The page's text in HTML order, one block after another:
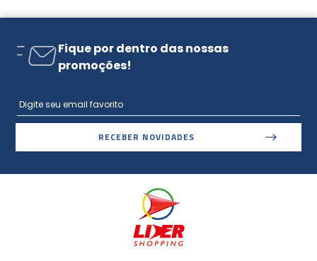
Fique por dentro das nossas
promoções!
RECEBER NOVIDADES